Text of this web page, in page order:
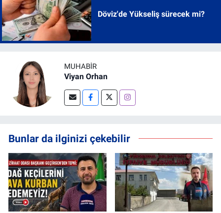
Döviz'de Yükseliş sürecek mi?
MUHABIR
Viyan Orhan
Bunlar da ilginizi çekebilir